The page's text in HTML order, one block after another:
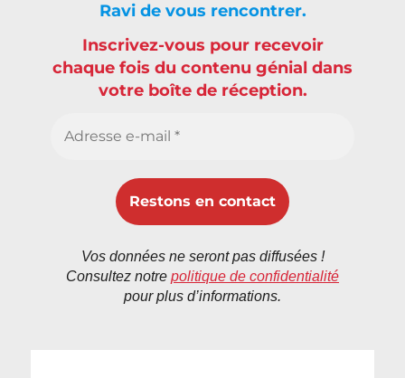
Ravi de vous rencontrer.
Inscrivez-vous pour recevoir
chaque fois du contenu génial dans
votre boîte de réception.
Vos données ne seront pas diffusées !
Consultez notre politique de confidentialité
pour plus d’informations.